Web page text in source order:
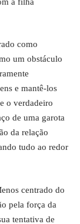
como
um obstáculo
e mantê-los
o verdadeiro
de uma garota
da relação
tudo ao redor
centrado do
pela força da
tentativa de